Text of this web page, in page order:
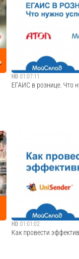
Запись совместного
МойСклад и ведущего
Вадима Дозорцева,
лет решая
HD 01:07:11
ЕГАИС в рознице. Что
Запись совместного
компании АТОЛ,
поддержкой ЕГАИС, от
вступают в силу новые
этому моменту
HD 01:01:02
Как провести